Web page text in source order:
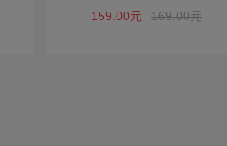
服学生韩版
159.00元 169.00元